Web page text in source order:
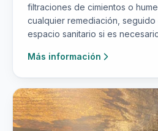
filtraciones de cimientos o
cualquier remediación,
espacio sanitario si es
Más información